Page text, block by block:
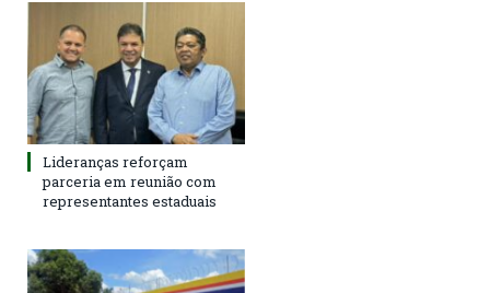
Lideranças reforçam
parceria em reunião com
representantes estaduais